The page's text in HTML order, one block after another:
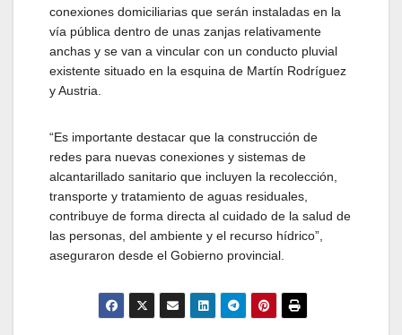
conexiones domiciliarias que serán instaladas en la
vía pública dentro de unas zanjas relativamente
anchas y se van a vincular con un conducto pluvial
existente situado en la esquina de Martín Rodríguez
y Austria.
“Es importante destacar que la construcción de
redes para nuevas conexiones y sistemas de
alcantarillado sanitario que incluyen la recolección,
transporte y tratamiento de aguas residuales,
contribuye de forma directa al cuidado de la salud de
las personas, del ambiente y el recurso hídrico”,
aseguraron desde el Gobierno provincial.